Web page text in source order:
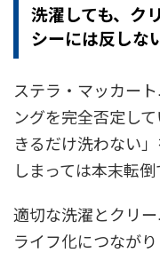
洗濯しても、ク
シーには反しな
ステラ・マッカー
ングを完全否定し
きるだけ洗わない
しまっては本末転倒
適切な洗濯とクリ
ライフ化につなが